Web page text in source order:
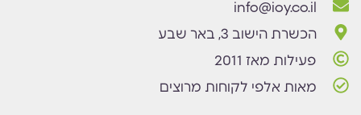
info@ioy.co.il
הכשרת הישוב 3, באר שבע
פעילות מאז 2011
מאות אלפי לקוחות מרוצים